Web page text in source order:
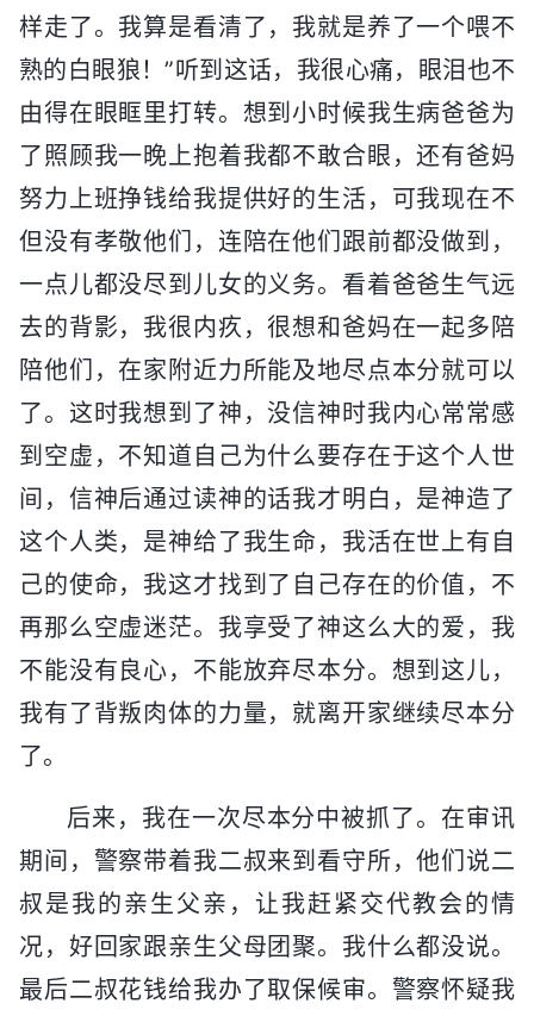
样走了。我算是看清了，我就是养了一个喂不
熟的白眼狼！”听到这话，我很心痛，眼泪也不
由得在眼眶里打转。想到小时候我生病爸爸为
了照顾我一晚上抱着我都不敢合眼，还有爸妈
努力上班挣钱给我提供好的生活，可我现在不
但没有孝敬他们，连陪在他们跟前都没做到，
一点儿都没尽到儿女的义务。看着爸爸生气远
去的背影，我很内疚，很想和爸妈在一起多陪
陪他们，在家附近力所能及地尽点本分就可以
了。这时我想到了神，没信神时我内心常常感
到空虚，不知道自己为什么要存在于这个人世
间，信神后通过读神的话我才明白，是神造了
这个人类，是神给了我生命，我活在世上有自
己的使命，我这才找到了自己存在的价值，不
再那么空虚迷茫。我享受了神这么大的爱，我
不能没有良心，不能放弃尽本分。想到这儿，
我有了背叛肉体的力量，就离开家继续尽本分
了。
后来，我在一次尽本分中被抓了。在审讯
期间，警察带着我二叔来到看守所，他们说二
叔是我的亲生父亲，让我赶紧交代教会的情
况，好回家跟亲生父母团聚。我什么都没说。
最后二叔花钱给我办了取保候审。警察怀疑我